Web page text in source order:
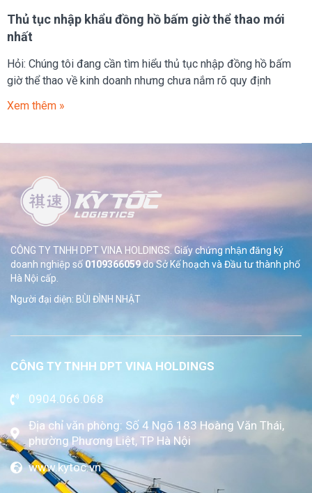
Thủ tục nhập khẩu đồng hồ bấm giờ thể thao mới
nhất
Hỏi: Chúng tôi đang cần tìm hiểu thủ tục nhập đồng hồ bấm
giờ thể thao về kinh doanh nhưng chưa nắm rõ quy định
Xem thêm »
CÔNG TY TNHH DPT VINA HOLDINGS. Giấy chứng nhận đăng ký
doanh nghiệp số 0109366059do SởKế hoạch và Đầu tư thành phố
Hà Nội cấp.
Người đại diện: BÙI ĐÌNH NHẬT
CÔNG TY TNHH DPT VINA HOLDINGS
0904.066.068
Địa chỉ văn phòng: Số 4 Ngõ 183 Hoàng Văn Thái,
phường Phương Liệt, TP Hà Nội
www.kytoc.vn